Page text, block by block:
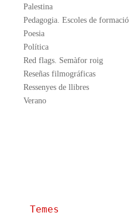
Palestina
Pedagogia. Escoles de formació
Poesia
Política
Red flags. Semàfor roig
Reseñas filmográficas
Ressenyes de llibres
Verano
Temes